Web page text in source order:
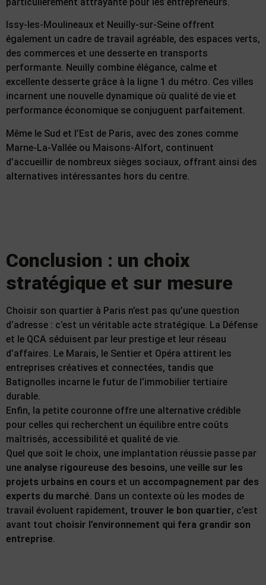
Issy-les-Moulineaux et Neuilly-sur-Seine offrent
également un cadre de travail agréable, des espaces verts,
des commerces et une desserte en transports
performante. Neuilly combine élégance, calme et
excellente desserte grâce à la ligne 1 du métro. Ces villes
incarnent une nouvelle dynamique où qualité de vie et
performance économique se conjuguent parfaitement.
Même le Sud et l’Est de Paris, avec des zones comme
Marne-La-Vallée ou Maisons-Alfort, continuent
d’accueillir de nombreux sièges sociaux, offrant ainsi des
alternatives intéressantes hors du centre.
Conclusion : un choix
stratégique et sur mesure
Choisir son quartier à Paris n’est pas qu’une question
d’adresse : c’est un véritable acte stratégique. La Défense
et le QCA séduisent par leur prestige et leur réseau
d’affaires. Le Marais, le Sentier et Opéra attirent les
entreprises créatives et connectées, tandis que
Batignolles incarne le futur de l’immobilier tertiaire
durable.
Enfin, la petite couronne offre une alternative crédible
pour celles qui recherchent un équilibre entre coûts
maîtrisés, accessibilité et qualité de vie.
Quel que soit le choix, une implantation réussie passe par
une analyse rigoureuse des besoins, une veille sur les
projets urbains en cours et un accompagnement par des
experts du marché. Dans un contexte où les modes de
travail évoluent rapidement, trouver le bon quartier, c’est
avant tout choisir l’environnement qui fera grandir son
entreprise.